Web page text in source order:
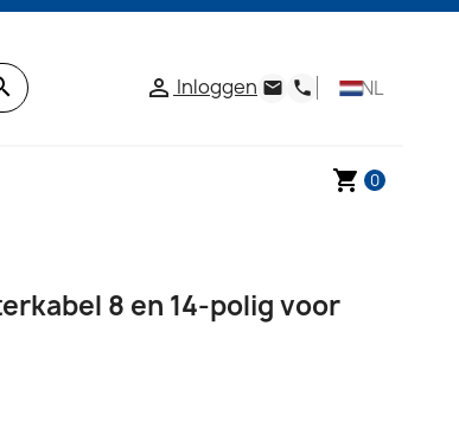
 Inloggen email phone NL
shopping_cart 0
8 en 14-polig voor